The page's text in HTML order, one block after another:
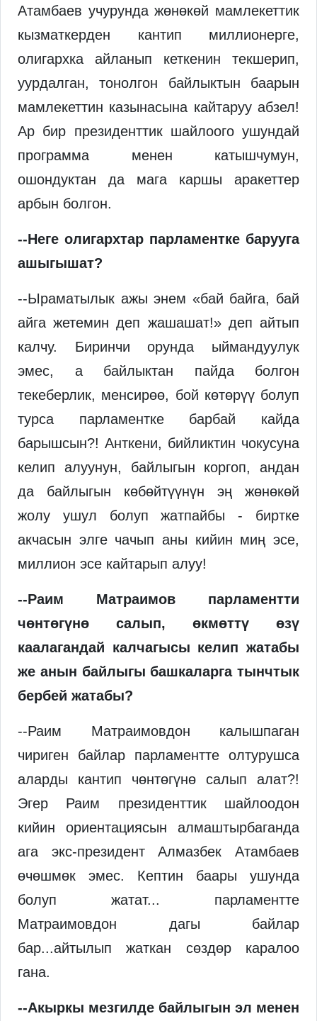
Атамбаев учурунда жөнөкөй мамлекеттик
кызматкерден кантип миллионерге,
олигархка айланып кеткенин текшерип,
уурдалган, тонолгон байлыктын баарын
мамлекеттин казынасына кайтаруу абзел!
Ар бир президенттик шайлоого ушундай
программа менен катышчумун,
ошондуктан да мага каршы аракеттер
арбын болгон.
--Неге олигархтар парламентке барууга
ашыгышат?
--Ыраматылык ажы энем «бай байга, бай
айга жетемин деп жашашат!» деп айтып
калчу. Биринчи орунда ыймандуулук
эмес, а байлыктан пайда болгон
текеберлик, менсирөө, бой көтөрүү болуп
турса парламентке барбай кайда
барышсын?! Анткени, бийликтин чокусуна
келип алуунун, байлыгын коргоп, андан
да байлыгын көбөйтүүнүн эң жөнөкөй
жолу ушул болуп жатпайбы - биртке
акчасын элге чачып аны кийин миң эсе,
миллион эсе кайтарып алуу!
--Раим Матраимов парламентти
чөнтөгүнө салып, өкмөттү өзү
каалагандай калчагысы келип жатабы
же анын байлыгы башкаларга тынчтык
бербей жатабы?
--Раим Матраимовдон калышпаган
чириген байлар парламентте олтурушса
аларды кантип чөнтөгүнө салып алат?!
Эгер Раим президенттик шайлоодон
кийин ориентациясын алмаштырбаганда
ага экс-президент Алмазбек Атамбаев
өчөшмөк эмес. Кептин баары ушунда
болуп жатат... парламентте
Матраимовдон дагы байлар
бар...айтылып жаткан сөздөр каралоо
гана.
--Акыркы мезгилде байлыгын эл менен